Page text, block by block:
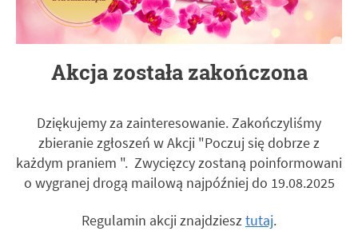
Akcja została zakończona
Dziękujemy za zainteresowanie. Zakończyliśmy
zbieranie zgłoszeń w Akcji "Poczuj się dobrze z
każdym praniem ". Zwycięzcy zostaną poinformowani
o wygranej drogą mailową najpóźniej do 19.08.2025
Regulamin akcji znajdziesztutaj.